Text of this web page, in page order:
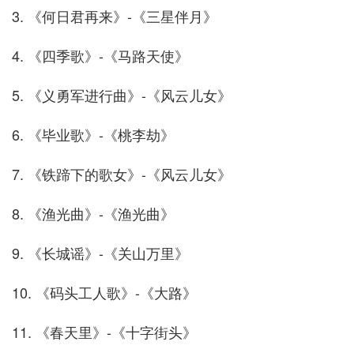
3. 《何日君再来》-《三星伴月》
4. 《四季歌》-《马路天使》
5. 《义勇军进行曲》-《风云儿女》
6. 《毕业歌》-《桃李劫》
7. 《铁蹄下的歌女》-《风云儿女》
8. 《渔光曲》-《渔光曲》
9. 《长城谣》-《关山万里》
10. 《码头工人歌》-《大路》
11. 《春天里》-《十字街头》